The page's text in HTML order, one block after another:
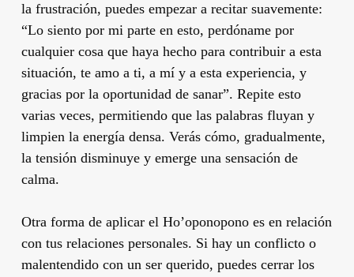
la frustración, puedes empezar a recitar suavemente:
“Lo siento por mi parte en esto, perdóname por
cualquier cosa que haya hecho para contribuir a esta
situación, te amo a ti, a mí y a esta experiencia, y
gracias por la oportunidad de sanar”. Repite esto
varias veces, permitiendo que las palabras fluyan y
limpien la energía densa. Verás cómo, gradualmente,
la tensión disminuye y emerge una sensación de
calma.
Otra forma de aplicar el Ho’oponopono es en relación
con tus relaciones personales. Si hay un conflicto o
malentendido con un ser querido, puedes cerrar los